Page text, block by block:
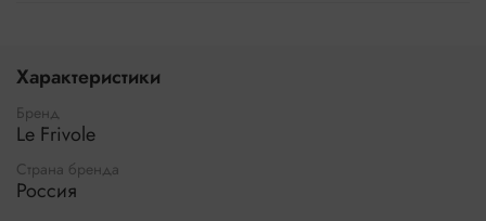
Характеристики
Бренд
Le Frivole
Страна бренда
Россия